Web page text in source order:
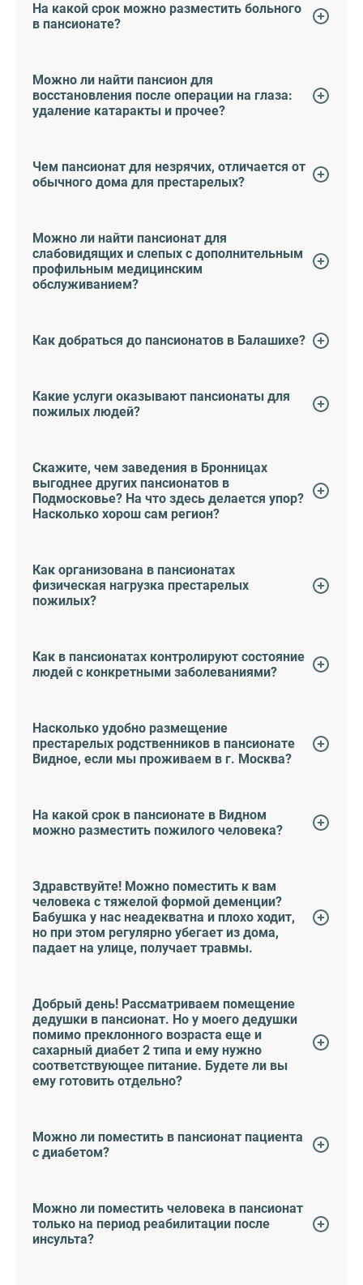
На какой срок можно разместить больного
в пансионате?
Можно ли найти пансион для
восстановления после операции на глаза:
удаление катаракты и прочее?
Чем пансионат для незрячих, отличается от
обычного дома для престарелых?
Можно ли найти пансионат для
слабовидящих и слепых с дополнительным
профильным медицинским
обслуживанием?
Как добраться до пансионатов в Балашихе?
Какие услуги оказывают пансионаты для
пожилых людей?
Скажите, чем заведения в Бронницах
выгоднее других пансионатов в
Подмосковье? На что здесь делается упор?
Насколько хорош сам регион?
Как организована в пансионатах
физическая нагрузка престарелых
пожилых?
Как в пансионатах контролируют состояние
людей с конкретными заболеваниями?
Насколько удобно размещение
престарелых родственников в пансионате
Видное, если мы проживаем в г. Москва?
На какой срок в пансионате в Видном
можно разместить пожилого человека?
Здравствуйте! Можно поместить к вам
человека с тяжелой формой деменции?
Бабушка у нас неадекватна и плохо ходит,
но при этом регулярно убегает из дома,
падает на улице, получает травмы.
Добрый день! Рассматриваем помещение
дедушки в пансионат. Но у моего дедушки
помимо преклонного возраста еще и
сахарный диабет 2 типа и ему нужно
соответствующее питание. Будете ли вы
ему готовить отдельно?
Можно ли поместить в пансионат пациента
с диабетом?
Можно ли поместить человека в пансионат
только на период реабилитации после
инсульта?